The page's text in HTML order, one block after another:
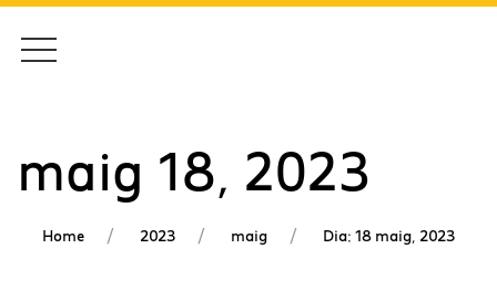
maig 18, 2023
Home 2023 maig Dia: 18 maig, 2023